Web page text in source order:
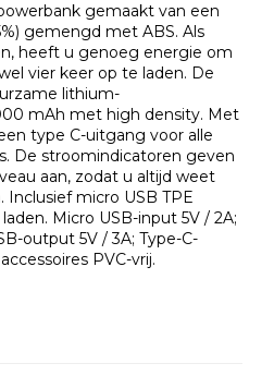
gemaakt van een
gemengd met ABS. Als
heeft u genoeg energie om
vier keer op te laden. De
lithium-
mAh met high density. Met
type C-uitgang voor alle
De stroomindicatoren geven
aan, zodat u altijd weet
micro USB TPE
Micro USB-input 5V / 2A;
output 5V / 3A; Type-C-
PVC-vrij.